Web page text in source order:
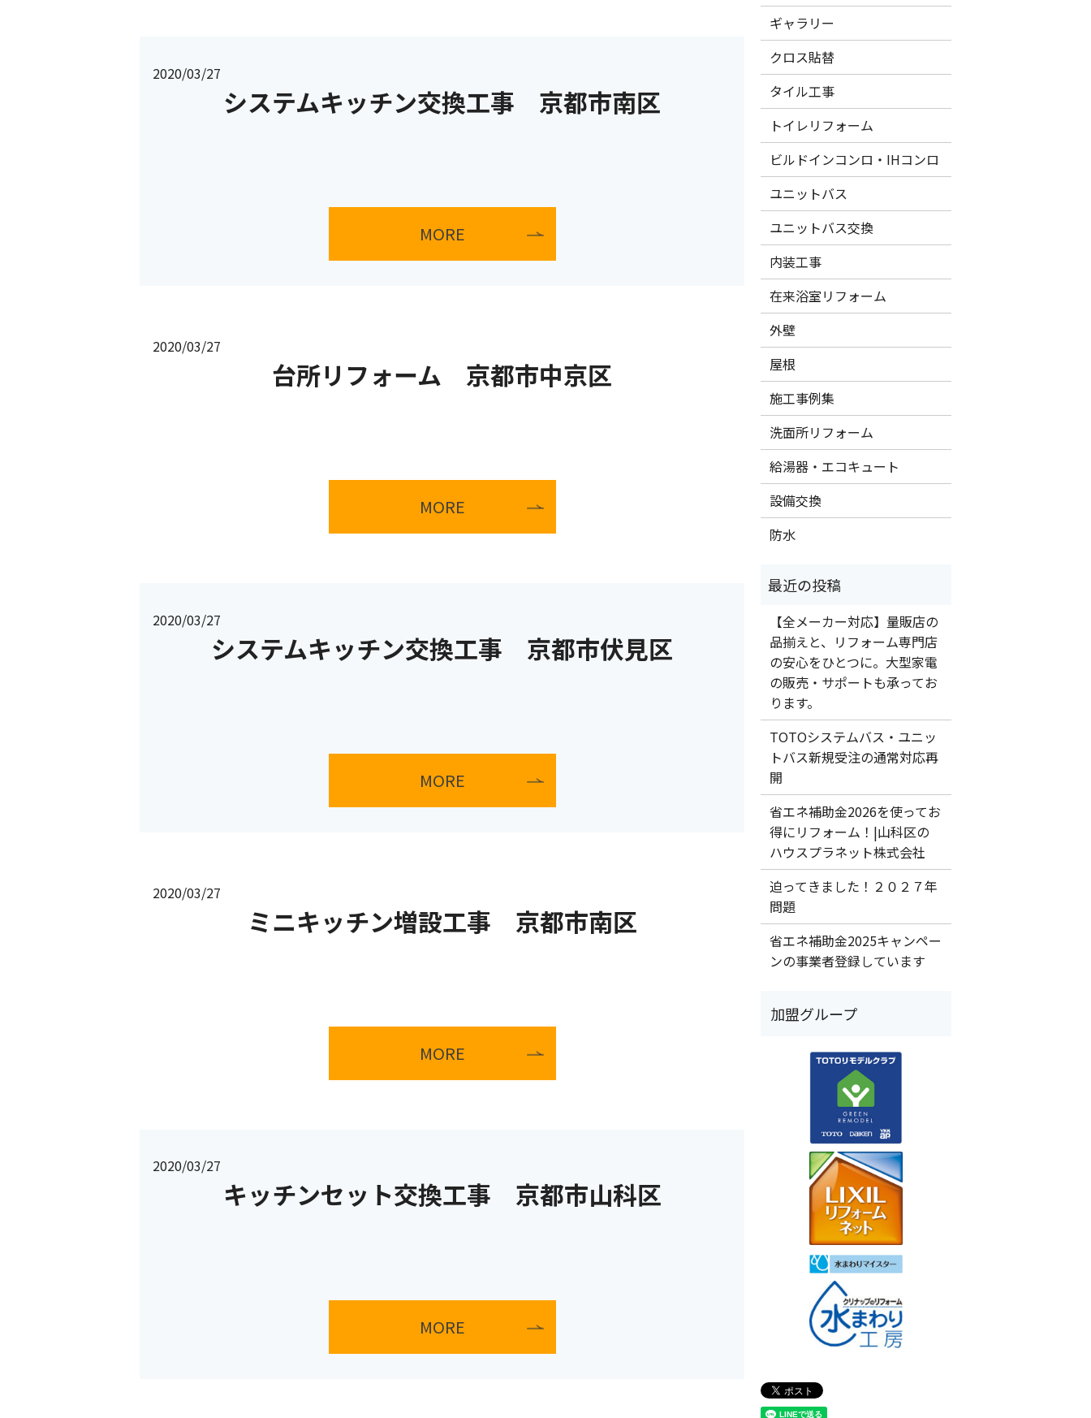
2020/03/27
システムキッチン交換工事 京都市南区
MORE
2020/03/27
台所リフォーム 京都市中京区
MORE
2020/03/27
システムキッチン交換工事 京都市伏見区
MORE
2020/03/27
ミニキッチン増設工事 京都市南区
MORE
2020/03/27
キッチンセット交換工事 京都市山科区
MORE
ギャラリー
クロス貼替
タイル工事
トイレリフォーム
ビルドインコンロ・IHコンロ
ユニットバス
ユニットバス交換
内装工事
在来浴室リフォーム
外壁
屋根
施工事例集
洗面所リフォーム
給湯器・エコキュート
設備交換
防水
【全メーカー対応】量販店の
品揃えと、リフォーム専門店
の安心をひとつに。大型家電
の販売・サポートも承ってお
ります。
TOTOシステムバス・ユニッ
トバス新規受注の通常対応再
開
省エネ補助金2026を使ってお
得にリフォーム！|山科区の
ハウスプラネット株式会社
迫ってきました！２０２７年
問題
省エネ補助金2025キャンペー
ンの事業者登録しています
加盟グループ